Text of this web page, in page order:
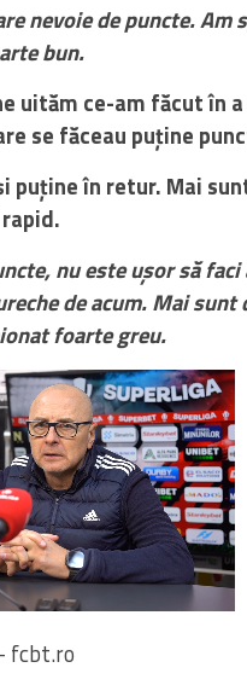
nevoie de puncte.
bun.
uităm ce-am făcut în
se făceau puține
puține în retur. Mai
nu este ușor să
de acum. Mai
foarte greu.
fcbt.ro